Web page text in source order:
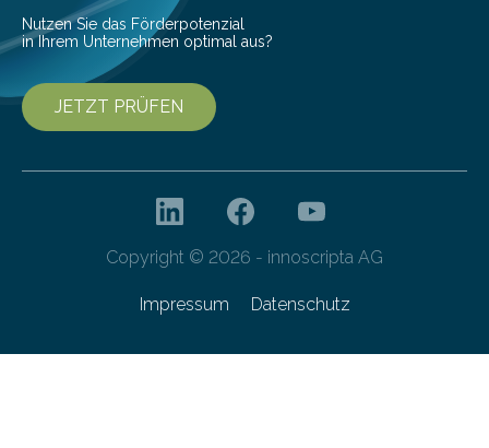
Nutzen Sie das Förderpotenzial
in Ihrem Unternehmen optimal aus?
JETZT PRÜFEN
Copyright © 2026 - innoscripta AG
Impressum Datenschutz